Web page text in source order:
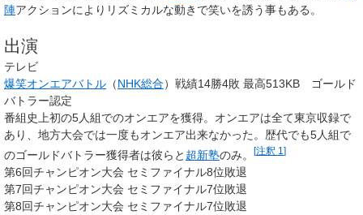
陣アクションによりリズミカルな動きで笑いを誘う事もある。
出演
テレビ
爆笑オンエアバトル （NHK総合）戦績14勝4敗 最高513KB ゴールド
バトラー認定
番組史上初の5人組でのオンエアを獲得。オンエアは全て東京収録で
あり、地方大会では一度もオンエア出来なかった。歴代でも5人組で
のゴールドバトラー獲得者は彼らと 超新塾のみ。 [注釈 1 ]
第6回チャンピオン大会 セミファイナル8位敗退
第7回チャンピオン大会 セミファイナル7位敗退
第8回チャンピオン大会 セミファイナル7位敗退